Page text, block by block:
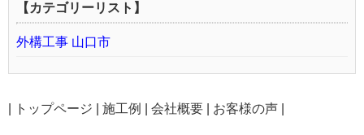
【カテゴリーリスト】
外構工事 山口市
トップページ 施工例 会社概要 お客様の声